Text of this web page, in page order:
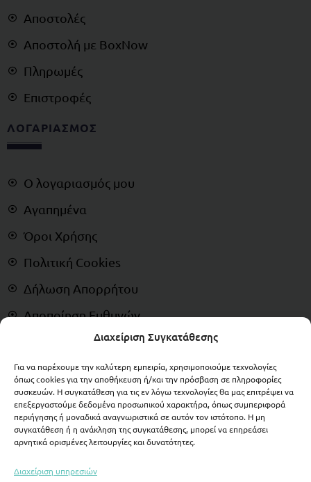
Διαχείριση Συγκατάθεσης
Για να παρέχουμε την καλύτερη εμπειρία, χρησιμοποιούμε τεχνολογίες
όπως cookies για την αποθήκευση ή/και την πρόσβαση σε πληροφορίες
συσκευών. Η συγκατάθεση για τις εν λόγω τεχνολογίες θα μας επιτρέψει να
επεξεργαστούμε δεδομένα προσωπικού χαρακτήρα, όπως συμπεριφορά
περιήγησης ή μοναδικά αναγνωριστικά σε αυτόν τον ιστότοπο. Η μη
συγκατάθεση ή η ανάκληση της συγκατάθεσης, μπορεί να επηρεάσει
αρνητικά ορισμένες λειτουργίες και δυνατότητες.
Διαχείριση υπηρεσιών
Αποστολές
Αποστολή με BoxNow
Πληρωμές
Επιστροφές
ΛΟΓΑΡΙΑΣΜΟΣ
Ο λογαριασμός μου
Αγαπημένα
Όροι Χρήσης
Πολιτική Cookies
Δήλωση Απορρήτου
Αποποίηση Ευθυνών
Δικαίωμα Υπαναχώρησης
ΠΛΗΡΩΜΕΣ